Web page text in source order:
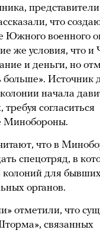
представители
что
Южного военного
же условия, что и
и деньги, но
Источник
начала
согласиться
Минобороны.
что в
спецотряд, в
для
органов.
отметили, что
связанных